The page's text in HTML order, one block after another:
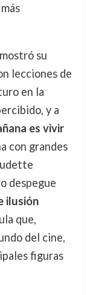
su
lecciones de
en la
y a
es vivir
con grandes
despegue
ilusión
que,
del cine,
figuras